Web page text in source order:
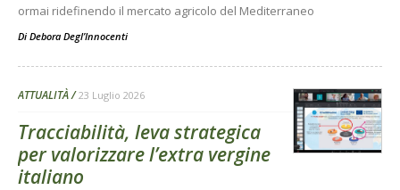
ormai ridefinendo il mercato agricolo del Mediterraneo
Di Debora Degl’Innocenti
ATTUALITÀ 23 Luglio 2026
Tracciabilità, leva strategica
per valorizzare l’extra vergine
italiano